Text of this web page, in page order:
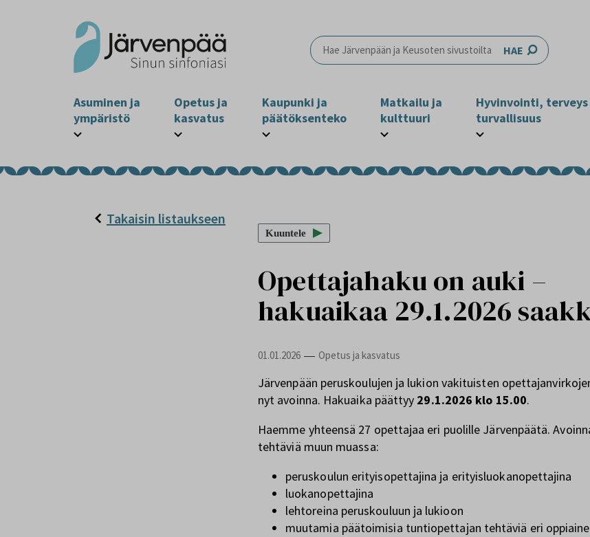
HAE
Asuminen ja
ympäristö
Opetus ja
kasvatus
Kaupunki ja
päätöksenteko
Matkailu ja
kulttuuri
Hyvinvointi, terveys
turvallisuus
Takaisin listaukseen
Kuuntele
Opettajahaku on auki –
hakuaikaa 29.1.2026
01.01.2026 — Opetus ja kasvatus
Järvenpään peruskoulujen ja lukion vakituisten
nyt avoinna. Hakuaika päättyy 29.1.2026 klo 15.00.
Haemme yhteensä 27 opettajaa eri puolille Järvenpäätä.
tehtäviä muun muassa:
peruskoulun erityisopettajina ja erityisluokanopettajina
luokanopettajina
lehtoreina peruskouluun ja lukioon
muutamia päätoimisia tuntiopettajan tehtäviä eri